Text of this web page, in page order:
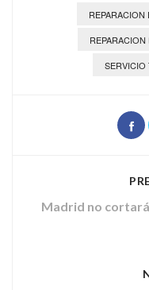
REPARACION
SERVICIO
Madrid no